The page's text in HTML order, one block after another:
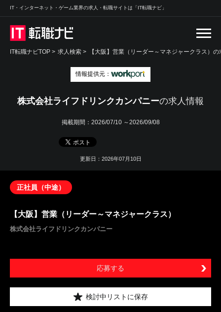
IT・インターネット・ゲーム業界の求人・転職サイトは「IT転職ナビ」
IT転職ナビTOP > 求人検索 > 【大阪】営業（リーダー～マネジャークラス）
情報提供元：
株式会社ライフドリンクカンパニーの求人情報
掲載期間： 2026/07/10 ～2026/09/08
更新日：2026年07月10日
正社員（中途）
【大阪】営業（リーダー～マネジャークラス）
株式会社ライフドリンクカンパニー
応募する
検討中リストに保存